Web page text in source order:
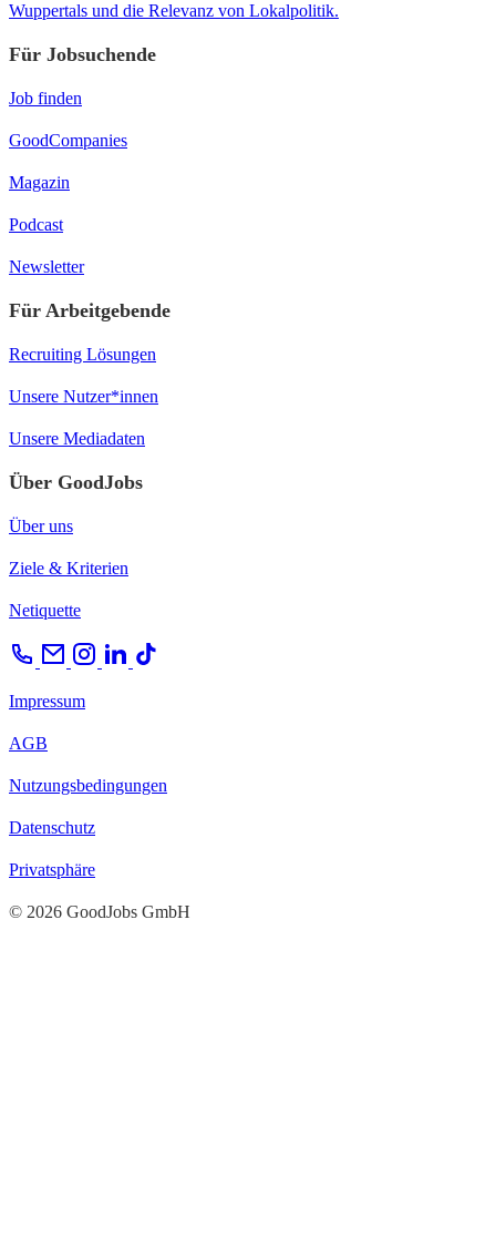
Wuppertals und die Relevanz von Lokalpolitik.
Für Jobsuchende
Job finden
GoodCompanies
Magazin
Podcast
Newsletter
Für Arbeitgebende
Recruiting Lösungen
Unsere Nutzer*innen
Unsere Mediadaten
Über GoodJobs
Über uns
Ziele & Kriterien
Netiquette
Impressum
AGB
Nutzungsbedingungen
Datenschutz
Privatsphäre
© 2026 GoodJobs GmbH